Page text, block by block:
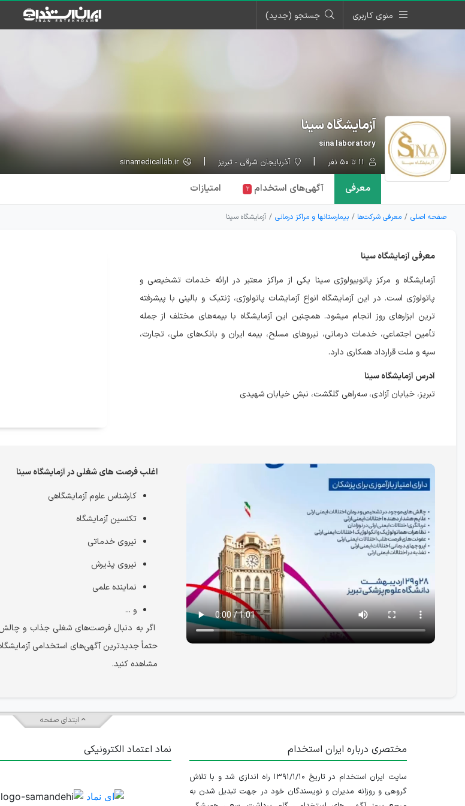
منوی کاربری جستجو (جدید)
آزمایشگاه سینا
sina laboratory
آذربایجان شرقی - تبریز sinamedicallab.ir
معرفی آگهی‌های استخدام ۲ امتیازات
صفحه اصلی معرفی شرکت‌ها بیمارستانها و مراکز درمانی آزمایشگاه سینا
معرفی آزمایشگاه سینا
آزمایشگاه و مرکز پاتوبیولوژی سینا یکی از مراکز معتبر در ارائه خدمات تشخیصی و
پاتولوژی است. در این آزمایشگاه انواع آزمایشات پاتولوژی، ژنتیک و بالینی با پیشرفته
ترین ابزارهای روز انجام میشود. همچنین این آزمایشگاه با بیمه‌های مختلف از جمله
تأمین اجتماعی، خدمات درمانی، نیروهای مسلح، بیمه ایران و بانک‌های ملی، تجارت،
سپه و ملت قرارداد همکاری دارد.
آدرس آزمایشگاه سینا
تبریز، خیابان آزادی، سه‌راهی گلگشت، نبش خیابان شهیدی
اغلب فرصت های شغلی در آزمایشگاه سینا
کارشناس علوم آزمایشگاهی
تکنسین آزمایشگاه
نیروی خدماتی
نیروی پذیرش
نماینده علمی
و ...
اگر به دنبال فرصت‌های شغلی جذاب و
حتماً جدیدترین آگهی‌های استخدامی
مشاهده کنید.
ابتدای صفحه
مختصری درباره ایران استخدام
سایت ایران استخدام در تاریخ ۱۳۹۱/۱/۱۰ راه اندازی شد و با تلاش
گروهی و روزانه مدیران و نویسندگان خود در جهت تبدیل شدن به
نماد اعتماد الکترونیکی